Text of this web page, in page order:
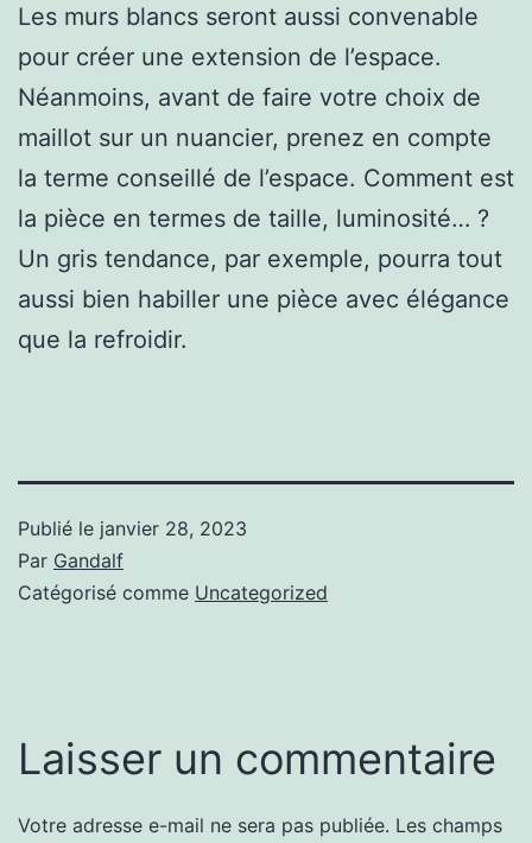
Les murs blancs seront aussi convenable
pour créer une extension de l’espace.
Néanmoins, avant de faire votre choix de
maillot sur un nuancier, prenez en compte
la terme conseillé de l’espace. Comment est
la pièce en termes de taille, luminosité… ?
Un gris tendance, par exemple, pourra tout
aussi bien habiller une pièce avec élégance
que la refroidir.
Publié le janvier 28, 2023
Par Gandalf
Catégorisé comme Uncategorized
Laisser un commentaire
Votre adresse e-mail ne sera pas publiée. Les champs